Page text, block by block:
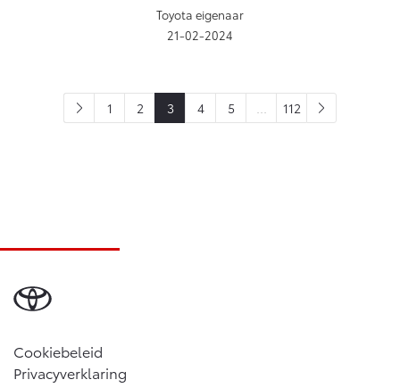
Toyota eigenaar
21-02-2024
1 2 3 4 5 ... 112
Cookiebeleid
Privacyverklaring